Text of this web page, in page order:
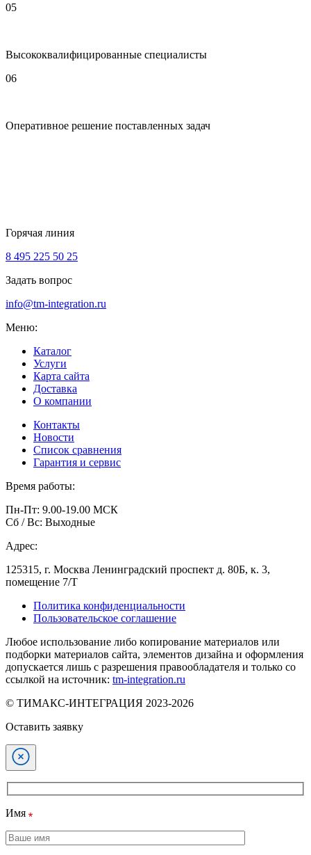
05
Высококвалифицированные специалисты
06
Оперативное решение поставленных задач
Горячая линия
8 495 225 50 25
Задать вопрос
info@tm-integration.ru
Меню:
Каталог
Услуги
Карта сайта
Доставка
О компании
Контакты
Новости
Список сравнения
Гарантия и сервис
Время работы:
Пн-Пт: 9.00-19.00 МСК
Сб / Вс: Выходные
Адрес:
125315, г. Москва Ленинградский проспект д. 80Б, к. 3,
помещение 7/Т
Политика конфиденциальности
Пользовательское соглашение
Любое использование либо копирование материалов или
подборки материалов сайта, элементов дизайна и оформления
допускается лишь с разрешения правообладателя и только со
ссылкой на источник: tm-integration.ru
© ТИМАКС-ИНТЕГРАЦИЯ 2023-2026
Оставить заявку
Имя